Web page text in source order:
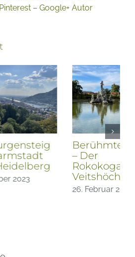
Pinterest – Google+ Autor
Berühmte Gärten
– Der
Rokokogarten
Veitshöchheim
26. Februar 2023